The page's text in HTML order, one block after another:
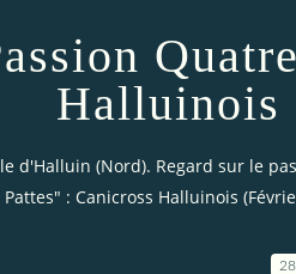
Halluinois
d'Halluin (Nord). Regard sur le
: Canicross Halluinois